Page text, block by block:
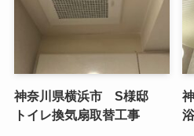
神奈川県横浜市 S様邸
トイレ換気扇取替工事